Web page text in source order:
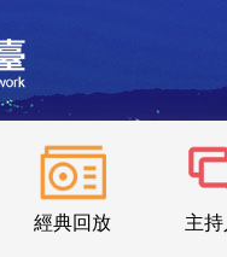
經典回放 主